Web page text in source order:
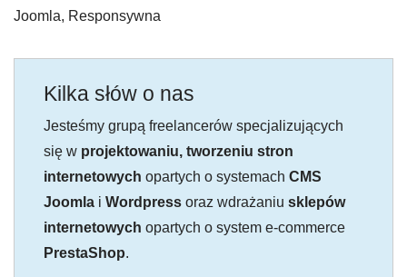
Joomla, Responsywna
Kilka słów o nas
Jesteśmy grupą freelancerów specjalizujących
się w projektowaniu, tworzeniu stron
internetowych opartych o systemach CMS
Joomla i Wordpress oraz wdrażaniu sklepów
internetowych opartych o system e-commerce
PrestaShop.